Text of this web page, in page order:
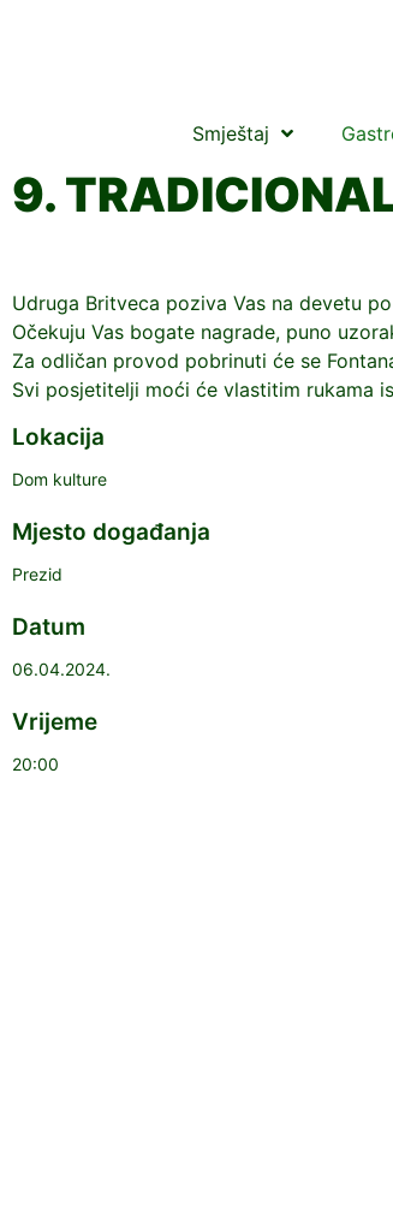
Smještaj
9.
Udruga Britveca poziva Vas na devetu
Očekuju Vas bogate nagrade, puno
Za odličan provod pobrinuti će se
Svi posjetitelji moći će vlastitim rukama
Lokacija
Dom kulture
Mjesto događanja
Prezid
Datum
06.04.2024.
Vrijeme
20:00